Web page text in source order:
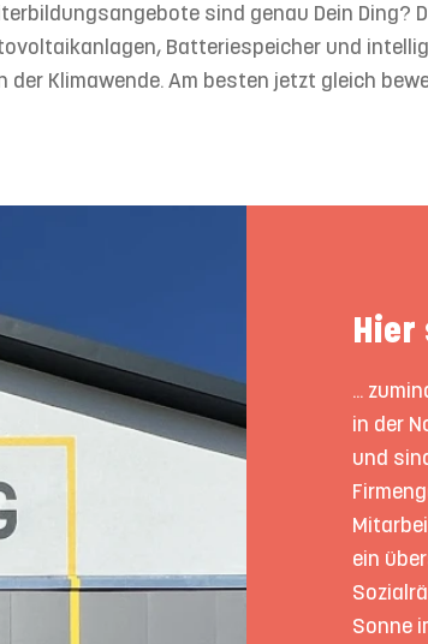
sind genau Dein Ding?
Batteriespeicher und
der Klimawende. Am besten jetzt gleich
Hier
...
in der
und
ein
Sonne